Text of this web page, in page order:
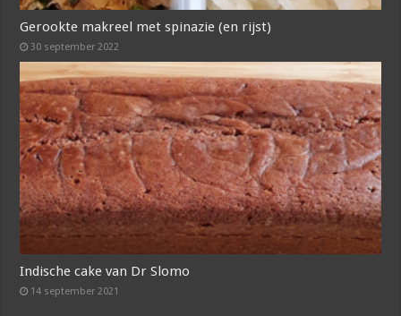
Gerookte makreel met spinazie (en rijst)
30 september 2022
Indische cake van Dr Slomo
14 september 2021